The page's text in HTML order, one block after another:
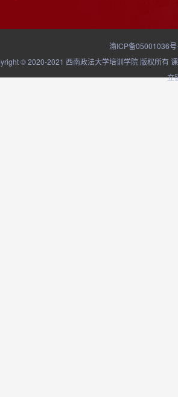
渝ICP备05001036
© 2020-2021 西南政法大学培训学院 版权所有
立